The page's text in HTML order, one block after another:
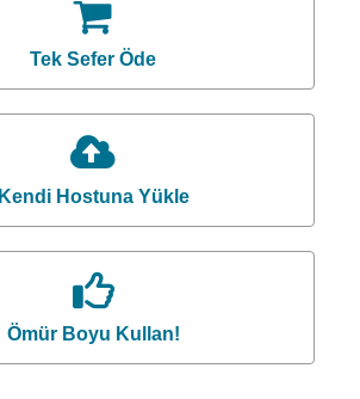
Tek Sefer Öde
Kendi Hostuna Yükle
Ömür Boyu Kullan!